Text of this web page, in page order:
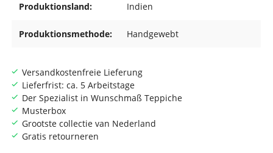
Versandkostenfreie Lieferung
Lieferfrist: ca. 5 Arbeitstage
Der Spezialist in Wunschmaß Teppiche
Musterbox
Grootste collectie van Nederland
Gratis retourneren
Produktionsland: Indien
Produktionsmethode: Handgewebt